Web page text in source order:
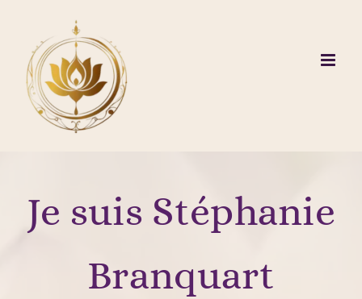
contenu
Je suis Stéphanie
Branquart